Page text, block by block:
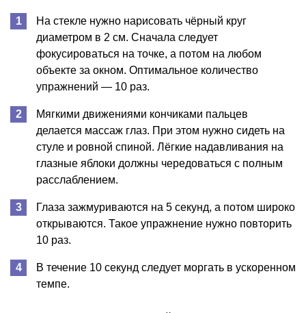
На стекле нужно нарисовать чёрный круг
диаметром в 2 см. Сначала следует
фокусироваться на точке, а потом на любом
объекте за окном. Оптимальное количество
упражнений — 10 раз.
Мягкими движениями кончиками пальцев
делается массаж глаз. При этом нужно сидеть на
стуле и ровной спиной. Лёгкие надавливания на
глазные яблоки должны чередоваться с полным
расслаблением.
Глаза зажмуриваются на 5 секунд, а потом широко
открываются. Такое упражнение нужно повторить
10 раз.
В течение 10 секунд следует моргать в ускоренном
темпе.